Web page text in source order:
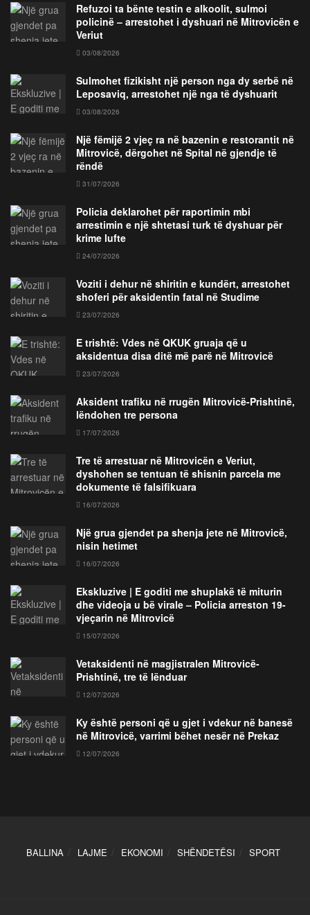
Refuzoi ta bënte testin e alkoolit, sulmoi
policinë – arrestohet i dyshuari në Mitrovicën e
Veriut
03/08/2026
Sulmohet fizikisht një person nga dy serbë në
Leposaviq, arrestohet një nga të dyshuarit
03/08/2026
Një fëmijë 2 vjeç ra në bazenin e restorantit në
Mitrovicë, dërgohet në Spital në gjendje të
rëndë
31/07/2026
Policia deklarohet për raportimin mbi
arrestimin e një shtetasi turk të dyshuar për
krime lufte
24/07/2026
Voziti i dehur në shiritin e kundërt, arrestohet
shoferi për aksidentin fatal në Studime
23/07/2026
E trishtë: Vdes në QKUK gruaja që u
aksidentua disa ditë më parë në Mitrovicë
23/07/2026
Aksident trafiku në rrugën Mitrovicë-Prishtinë,
lëndohen tre persona
17/07/2026
Tre të arrestuar në Mitrovicën e Veriut,
dyshohen se tentuan të shisnin parcela me
dokumente të falsifikuara
16/07/2026
Një grua gjendet pa shenja jete në Mitrovicë,
nisin hetimet
16/07/2026
Ekskluzive | E goditi me shuplakë të miturin
dhe videoja u bë virale – Policia arreston 19-
vjeçarin në Mitrovicë
15/07/2026
Vetaksidenti në magjistralen Mitrovicë-
Prishtinë, tre të lënduar
12/07/2026
Ky është personi që u gjet i vdekur në banesë
në Mitrovicë, varrimi bëhet nesër në Prekaz
12/07/2026
BALLINA LAJME EKONOMI SHËNDETËSI SPORT